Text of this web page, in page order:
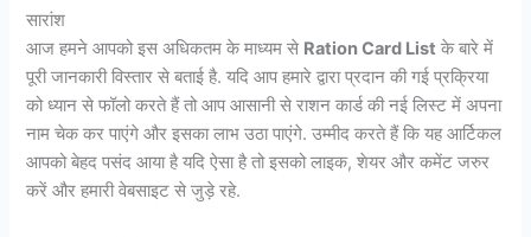
सारांश
आज हमने आपको इस अधिकतम के माध्यम से Ration Card List के बारे में
पूरी जानकारी विस्तार से बताई है. यदि आप हमारे द्वारा प्रदान की गई प्रक्रिया
को ध्यान से फॉलो करते हैं तो आप आसानी से राशन कार्ड की नई लिस्ट में अपना
नाम चेक कर पाएंगे और इसका लाभ उठा पाएंगे. उम्मीद करते हैं कि यह आर्टिकल
आपको बेहद पसंद आया है यदि ऐसा है तो इसको लाइक, शेयर और कमेंट जरुर
करें और हमारी वेबसाइट से जुड़े रहे.